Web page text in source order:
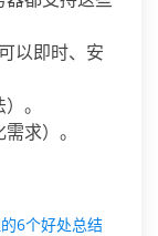
以即时、安
。
求）。
6个好处总结